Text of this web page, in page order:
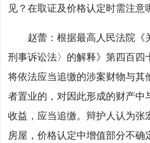
见？在取证及价格认定时需注意
赵蕾：根据最高人民法院《
刑事诉讼法〉的解释》第四百四
将依法应当追缴的涉案财物与其
者置业的，对因此形成的财产中
收益，应当追缴。辩护人认为张
房屋，价格认定中增值部分不